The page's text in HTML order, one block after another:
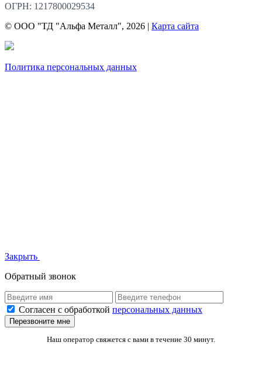
ОГРН: 1217800029534
© ООО "ТД "Альфа Металл", 2026 | Карта сайта
Политика персональных данных
Закрыть
Обратный звонок
Согласен с обработкой персональных данных
Перезвоните мне
Наш оператор свяжется с вами в течение 30 минут.